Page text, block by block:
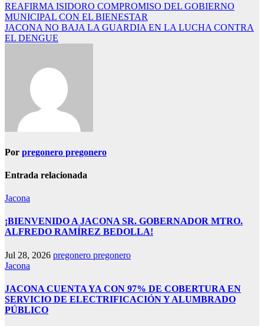
Navegación
de
entradas
REAFIRMA ISIDORO COMPROMISO DEL GOBIERNO
MUNICIPAL CON EL BIENESTAR
JACONA NO BAJA LA GUARDIA EN LA LUCHA CONTRA
EL DENGUE
Por pregonero pregonero
Entrada relacionada
Jacona
¡BIENVENIDO A JACONA SR. GOBERNADOR MTRO.
ALFREDO RAMÍREZ BEDOLLA!
Jul 28, 2026 pregonero pregonero
Jacona
JACONA CUENTA YA CON 97% DE COBERTURA EN
SERVICIO DE ELECTRIFICACIÓN Y ALUMBRADO
PÚBLICO